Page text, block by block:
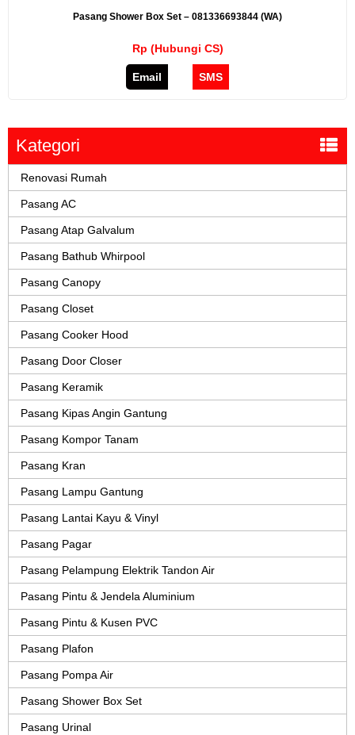
Pasang Shower Box Set – 081336693844 (WA)
Rp (Hubungi CS)
Email SMS
Kategori
Renovasi Rumah
Pasang AC
Pasang Atap Galvalum
Pasang Bathub Whirpool
Pasang Canopy
Pasang Closet
Pasang Cooker Hood
Pasang Door Closer
Pasang Keramik
Pasang Kipas Angin Gantung
Pasang Kompor Tanam
Pasang Kran
Pasang Lampu Gantung
Pasang Lantai Kayu & Vinyl
Pasang Pagar
Pasang Pelampung Elektrik Tandon Air
Pasang Pintu & Jendela Aluminium
Pasang Pintu & Kusen PVC
Pasang Plafon
Pasang Pompa Air
Pasang Shower Box Set
Pasang Urinal